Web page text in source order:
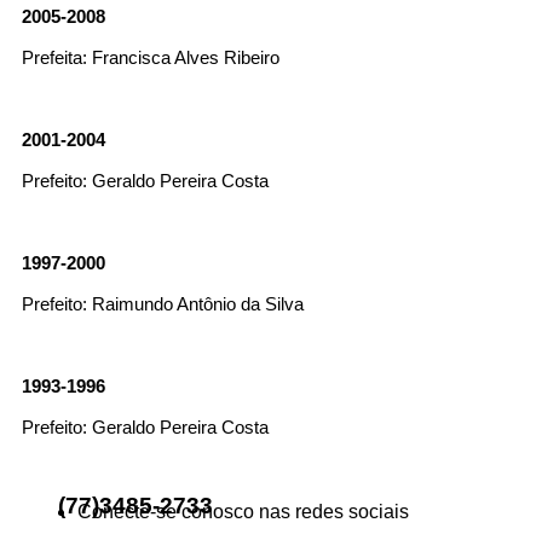
Assunto*
Ao iniciar um contato, você concorda com a
...Ou se preferir
(77)3485-2733
2005-2008
Prefeita: Francisca Alves Ribeiro
2001-2004
Prefeito: Geraldo Pereira Costa
1997-2000
Prefeito: Raimundo Antônio da Silva
1993-1996
Prefeito: Geraldo Pereira Costa
Conecte-se conosco nas redes sociais